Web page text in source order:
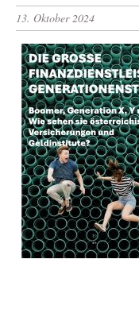
13. Oktober 2024